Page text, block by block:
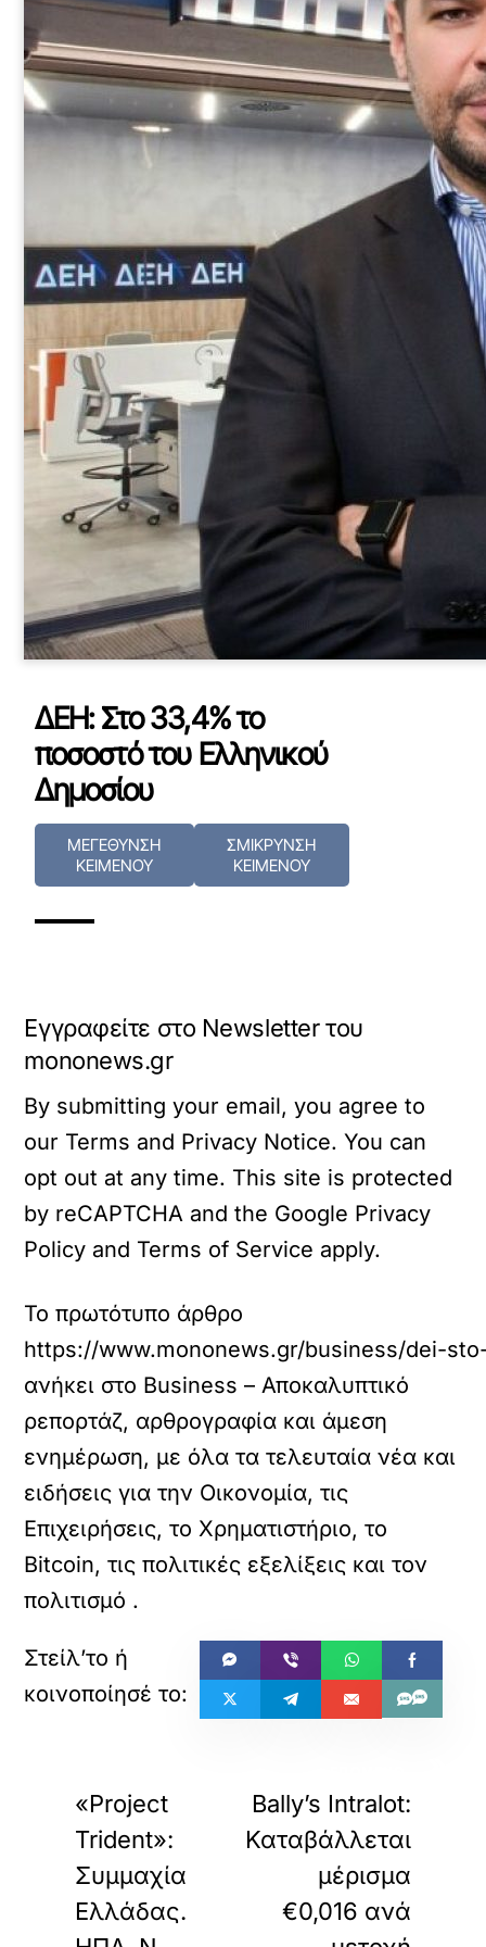
ΔΕΗ: Στο 33,4% το
ποσοστό του Ελληνικού
Δημοσίου
ΜΕΓΕΘΥΝΣΗ
ΚΕΙΜΕΝΟΥ
ΣΜΙΚΡΥΝΣΗ
ΚΕΙΜΕΝΟΥ
Εγγραφείτε στο Newsletter του
mononews.gr
By submitting your email, you agree to
our Terms and Privacy Notice. You can
opt out at any time. This site is protected
by reCAPTCHA and the Google Privacy
Policy and Terms of Service apply.
Το πρωτότυπο άρθρο
https://www.mononews.gr/business/dei-
ανήκει στο Business – Αποκαλυπτικό
ρεπορτάζ, αρθρογραφία και άμεση
ενημέρωση, με όλα τα τελευταία νέα και
ειδήσεις για την Οικονομία, τις
Επιχειρήσεις, το Χρηματιστήριο, το
Bitcoin, τις πολιτικές εξελίξεις και τον
πολιτισμό .
«Project
Trident»:
Συμμαχία
Ελλάδας.
Bally’s Intralot:
Καταβάλλεται
μέρισμα
€0,016 ανά